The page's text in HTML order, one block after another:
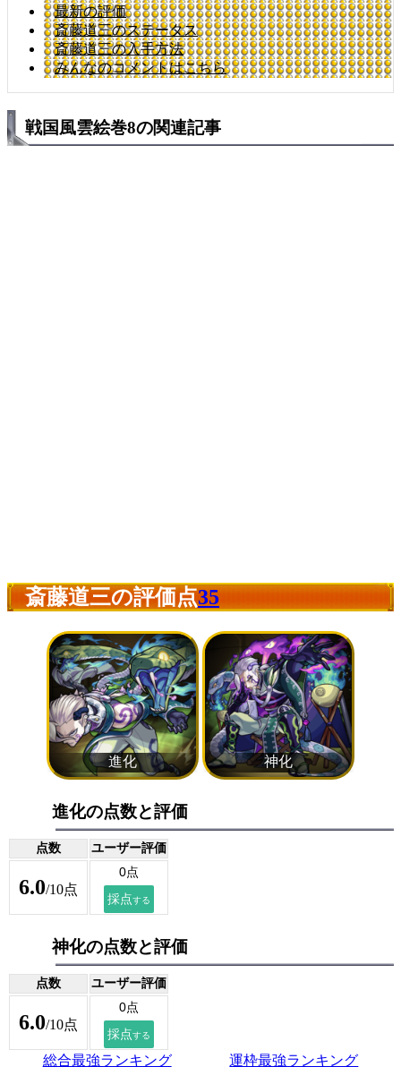
最新の評価
斎藤道三のステータス
斎藤道三の入手方法
みんなのコメントはこちら
戦国風雲絵巻8の関連記事
斎藤道三の評価点35
進化の点数と評価
点数 ユーザー評価
6.0/10点
神化の点数と評価
点数 ユーザー評価
6.0/10点
総合最強ランキング 運枠最強ランキング